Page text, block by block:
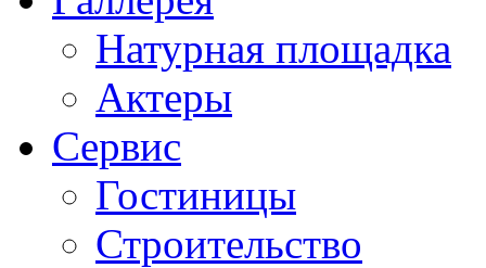
Натурная площадка
Актеры
Сервис
Гостиницы
Строительство